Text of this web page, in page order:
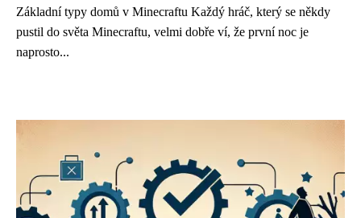
Základní typy domů v Minecraftu Každý hráč, který se někdy
pustil do světa Minecraftu, velmi dobře ví, že první noc je
naprosto...